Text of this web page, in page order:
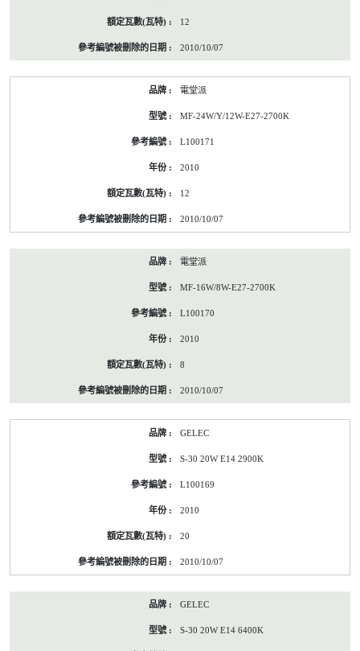
12
2010/10/07
電堂派
MF-24W/Y/12W-E27-2700K
L100171
2010
12
2010/10/07
電堂派
MF-16W/8W-E27-2700K
L100170
2010
8
2010/10/07
GELEC
S-30 20W E14 2900K
L100169
2010
20
2010/10/07
GELEC
S-30 20W E14 6400K